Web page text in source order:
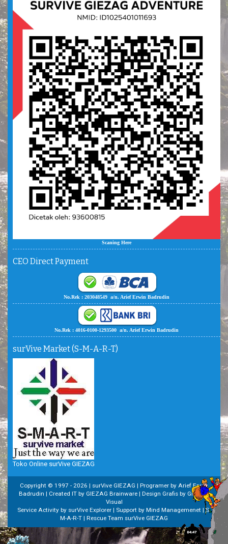
Scaning Here
CEO Direct Payment
No.Rek : 203048549 a/n. Arief Erwin Badrudin
No.Rek : 4016-0100-1293500 a/n. Arief Erwin Badrudin
surVive Market (S-M-A-R-T)
Toko Online surVive GIEZAG
Copyright © 1997 - 2026 | surVive GIEZAG | Programer by Arief Erwin
Badrudin | Created IT by GIEZAG Brainware | Design Grafis by GIEZAG
Visual
Service Activity by surVive Explorer | Support by Mind Managemenet | S-
M-A-R-T | Rescue Team surVive GIEZAG